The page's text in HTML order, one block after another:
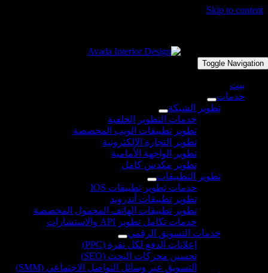
Skip to content
Toggle
بيت
خدمات
تطوير الشبكة
خدمات التطوير الخلفية
تطوير تطبيقات الويب المخصصة
تطوير التجارة الإلكترونية
تطوير الواجهة الأمامية
تطوير مكدس كامل
تطوير التطبيقات
خدمات تطوير تطبيقات IOS
تطوير تطبيقات أندرويد
تطوير تطبيقات الهاتف المحمول المخصصة
خدمات تكامل تطوير API والاستشارات
خدمات التسويق الرقمي
إعلانات الدفع لكل نقرة (PPC)
تحسين محركات البحث (SEO)
التسويق عبر وسائل التواصل الاجتماعي (SMM)